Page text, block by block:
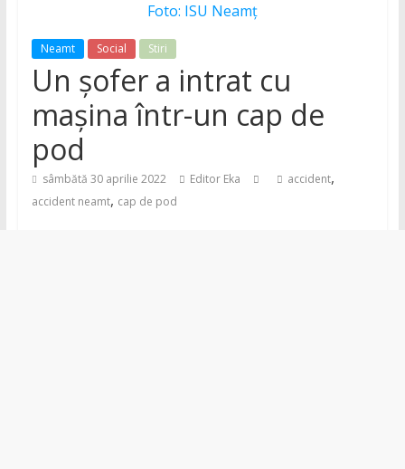
și
noutăți
din
județul
Foto: ISU Neamț
Neamt Social Stiri
Un șofer a intrat cu
mașina într-un cap de
pod
sâmbătă 30 aprilie 2022 Editor Eka accident,
accident neamt, cap de pod